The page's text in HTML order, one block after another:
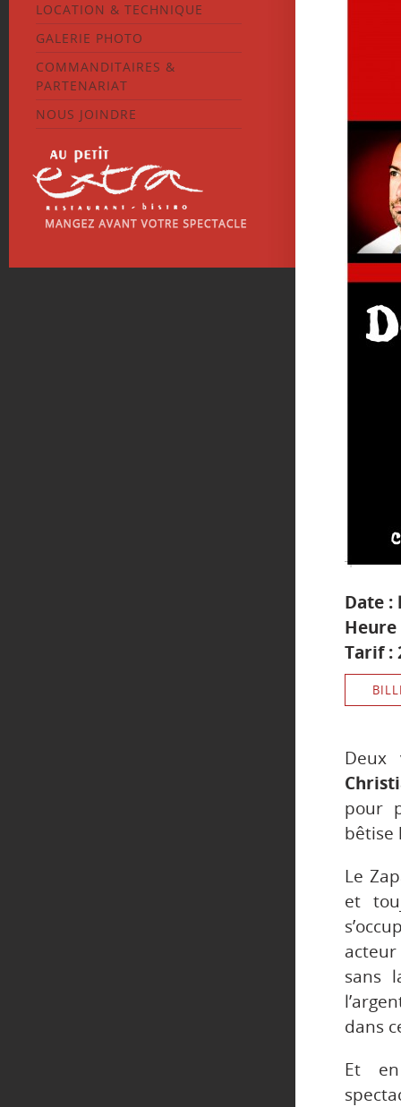
LOCATION & TECHNIQUE
GALERIE PHOTO
COMMANDITAIRES &
PARTENARIAT
NOUS JOINDRE
Date :
Heure
Tarif :
Deux
pour
bêtise
Le
et
acteur
sans
dans
Et